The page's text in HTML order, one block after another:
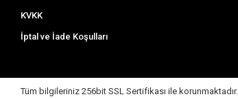
KVKK
İptal ve İade Koşulları
Tüm bilgileriniz 256bit SSL Sertifikası ile korunmaktadır.